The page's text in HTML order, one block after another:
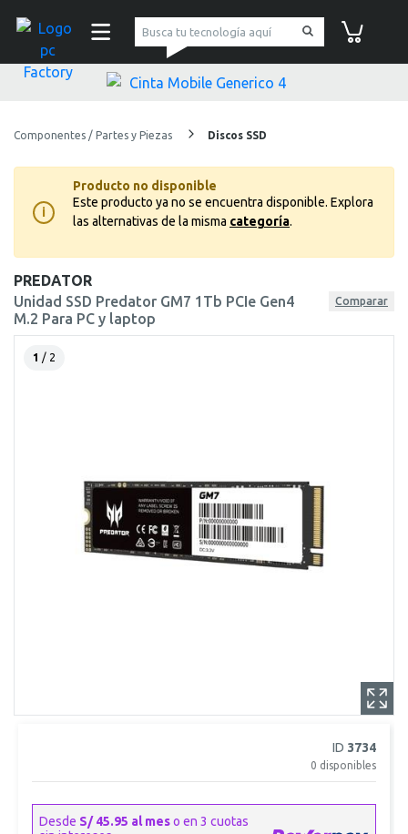
pc Factory
Componentes / Partes y Piezas Discos SSD
i
Producto no disponible
Este producto ya no se encuentra disponible. Explora
las alternativas de la misma categoría.
PREDATOR
Unidad SSD Predator GM7 1Tb PCIe Gen4
M.2 Para PC y laptop
Comparar
1 / 2
ID 3734
0 disponibles